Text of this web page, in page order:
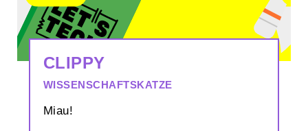
CLIPPY
WISSENSCHAFTSKATZE
Miau!